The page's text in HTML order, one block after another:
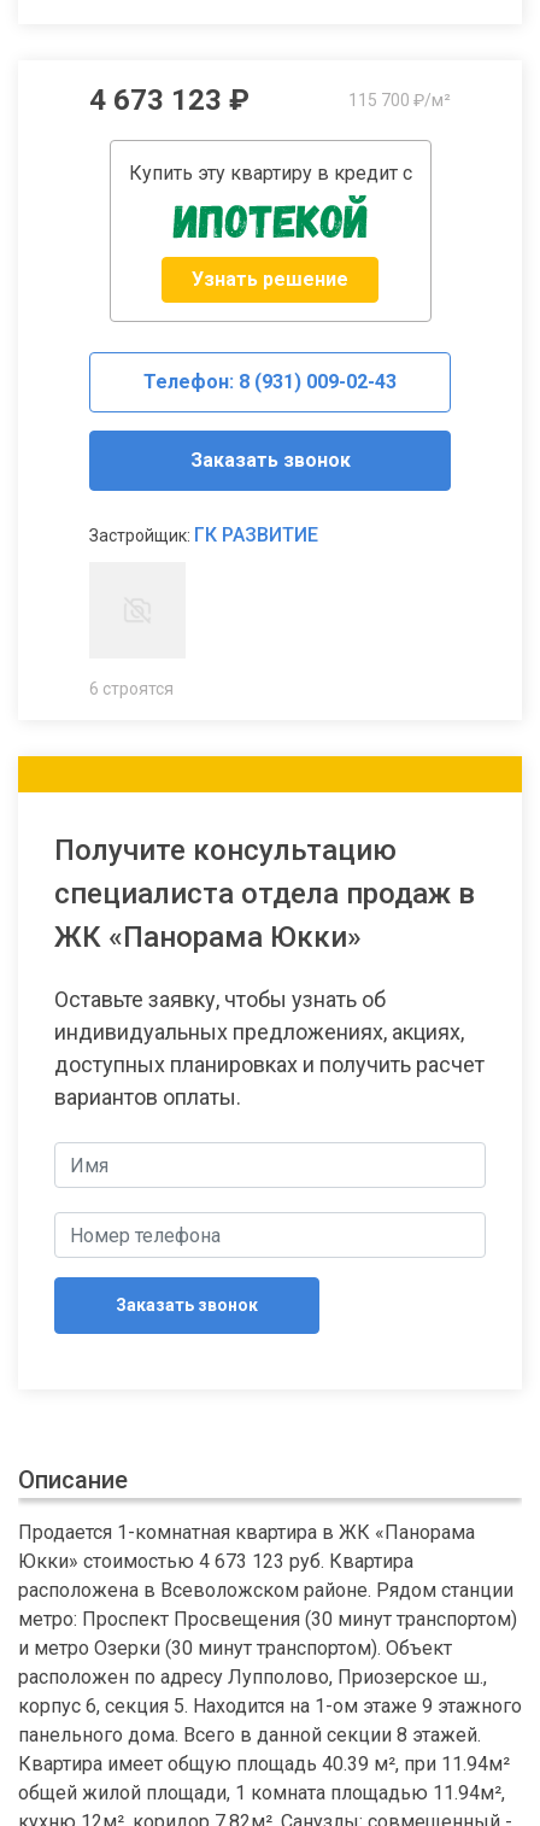
4 673 123 ₽ 115 700 ₽/м²
Купить эту квартиру в кредит с
Узнать решение
Телефон: 8 (931) 009-02-43
Заказать звонок
Застройщик: ГК РАЗВИТИЕ
6 строятся
Получите консультацию
специалиста отдела продаж в
ЖК «Панорама Юкки»
Оставьте заявку, чтобы узнать об
индивидуальных предложениях, акциях,
доступных планировках и получить расчет
вариантов оплаты.
Заказать звонок
Описание
Продается 1-комнатная квартира в ЖК «Панорама
Юкки» стоимостью 4 673 123 руб. Квартира
расположена в Всеволожском районе. Рядом станции
метро: Проспект Просвещения (30 минут транспортом)
и метро Озерки (30 минут транспортом). Объект
расположен по адресу Лупполово, Приозерское ш.,
корпус 6, секция 5. Находится на 1-ом этаже 9 этажного
панельного дома. Всего в данной секции 8 этажей.
Квартира имеет общую площадь 40.39 м², при 11.94м²
общей жилой площади, 1 комната площадью 11.94м²,